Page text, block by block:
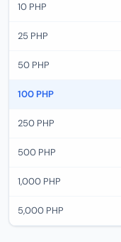
10 PHP
25 PHP
50 PHP
100 PHP
250 PHP
500 PHP
1,000 PHP
5,000 PHP